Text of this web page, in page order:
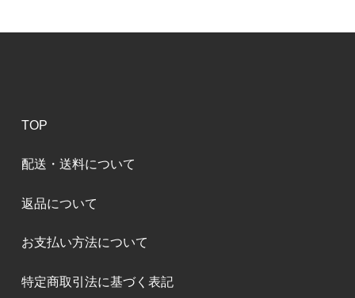
TOP
配送・送料について
返品について
お支払い方法について
特定商取引法に基づく表記